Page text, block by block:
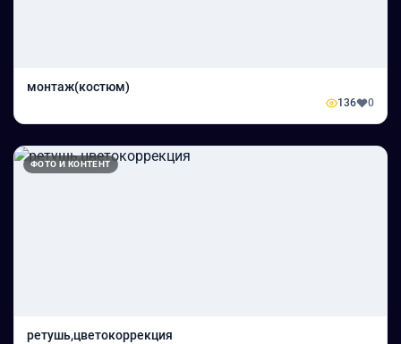
монтаж(костюм)
136 0
ФОТО И КОНТЕНТ
ретушь,цветокоррекция